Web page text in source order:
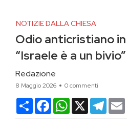
NOTIZIE DALLA CHIESA
Odio anticristiano
“Israele è a un bivio”
Redazione
8 Maggio 2026 0 commenti
CondividiFacebookWhatsApp
X